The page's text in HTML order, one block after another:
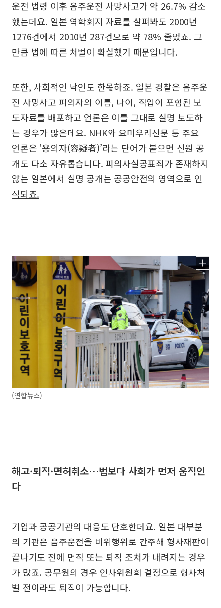
운전 법령 이후 음주운전 사망사고가 약 26.7% 감소
했는데요. 일본 역학회지 자료를 살펴봐도 2000년
1276건에서 2010년 287건으로 약 78% 줄었죠. 그
만큼 법에 따른 처벌이 확실했기 때문입니다.
또한, 사회적인 낙인도 한몫하죠. 일본 경찰은 음주운
전 사망사고 피의자의 이름, 나이, 직업이 포함된 보
도자료를 배포하고 언론은 이를 그대로 실명 보도하
는 경우가 많은데요. NHK와 요미우리신문 등 주요
언론은 ‘용의자(容疑者)’라는 단어가 붙으면 신원 공
개도 다소 자유롭습니다. 피의사실공표죄가 존재하지
않는 일본에서 실명 공개는 공공안전의 영역으로 인
식되죠.
(연합뉴스)
해고·퇴직·면허취소…법보다 사회가 먼저 움직인
다
기업과 공공기관의 대응도 단호한데요. 일본 대부분
의 기관은 음주운전을 비위행위로 간주해 형사재판이
끝나기도 전에 면직 또는 퇴직 조처가 내려지는 경우
가 많죠. 공무원의 경우 인사위원회 결정으로 형사처
벌 전이라도 퇴직이 가능합니다.